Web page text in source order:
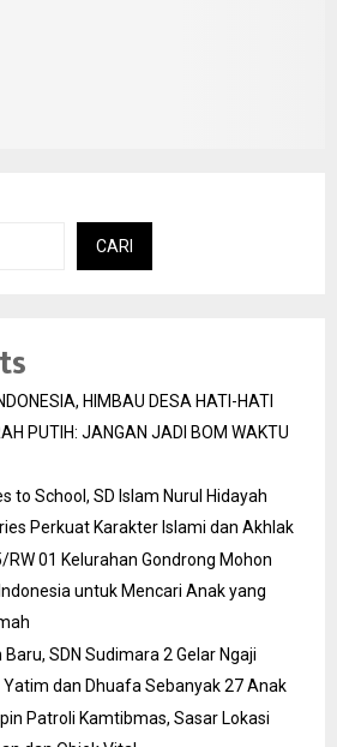
CARI
HIMBAU DESA HATI-HATI
PUTIH: JANGAN JADI BOM WAKTU
to School, SD Islam Nurul Hidayah
Perkuat Karakter Islami dan Akhlak
RW 01 Kelurahan Gondrong Mohon
untuk Mencari Anak yang
SDN Sudimara 2 Gelar Ngaji
dan Dhuafa Sebanyak 27 Anak
Patroli Kamtibmas, Sasar Lokasi